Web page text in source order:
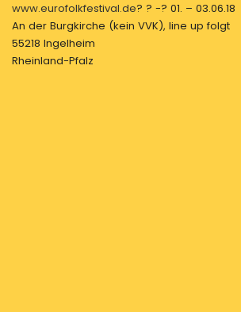
www.eurofolkfestival.de? ? -? 01. – 03.06.18
An der Burgkirche (kein VVK), line up folgt
55218 Ingelheim
Rheinland-Pfalz